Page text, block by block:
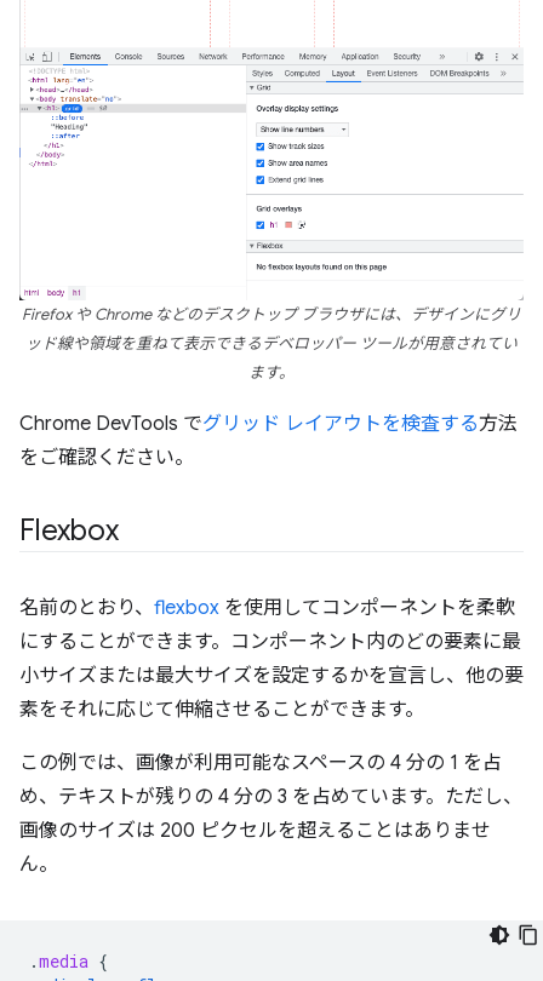
Firefox や Chrome などのデスクトップ ブラウザには、デザインにグリ
ッド線や領域を重ねて表示できるデベロッパー ツールが用意されてい
ます。
Chrome DevTools でグリッド レイアウトを検査する方法
をご確認ください。
Flexbox
名前のとおり、 flexbox を使用してコンポーネントを柔軟
にすることができます。コンポーネント内のどの要素に最
小サイズまたは最大サイズを設定するかを宣言し、他の要
素をそれに応じて伸縮させることができます。
この例では、画像が利用可能なスペースの 4 分の 1 を占
め、テキストが残りの 4 分の 3 を占めています。ただし、
画像のサイズは 200 ピクセルを超えることはありませ
ん。
.media {